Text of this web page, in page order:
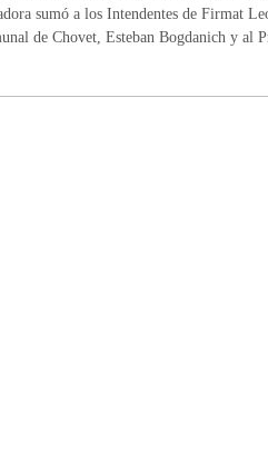
sumó a los Intendentes de Firmat
de Chovet, Esteban Bogdanich y al